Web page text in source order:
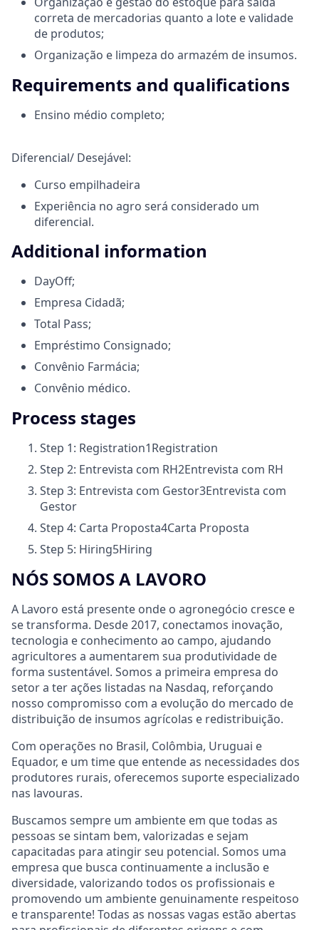
correta de mercadorias quanto a lote e validade
de produtos;
Organização e limpeza do armazém de insumos.
Requirements and qualifications
Ensino médio completo;
Diferencial/ Desejável:
Curso empilhadeira
Experiência no agro será considerado um
diferencial.
Additional information
DayOff;
Empresa Cidadã;
Total Pass;
Empréstimo Consignado;
Convênio Farmácia;
Convênio médico.
Process stages
Step 1: Registration1Registration
Step 2: Entrevista com RH2Entrevista com RH
Step 3: Entrevista com Gestor3Entrevista com
Gestor
Step 4: Carta Proposta4Carta Proposta
Step 5: Hiring5Hiring
NÓS SOMOS A LAVORO
A Lavoro está presente onde o agronegócio cresce e
se transforma. Desde 2017, conectamos inovação,
tecnologia e conhecimento ao campo, ajudando
agricultores a aumentarem sua produtividade de
forma sustentável. Somos a primeira empresa do
setor a ter ações listadas na Nasdaq, reforçando
nosso compromisso com a evolução do mercado de
distribuição de insumos agrícolas e redistribuição.
Com operações no Brasil, Colômbia, Uruguai e
Equador, e um time que entende as necessidades dos
produtores rurais, oferecemos suporte especializado
nas lavouras.
Buscamos sempre um ambiente em que todas as
pessoas se sintam bem, valorizadas e sejam
capacitadas para atingir seu potencial. Somos uma
empresa que busca continuamente a inclusão e
diversidade, valorizando todos os profissionais e
promovendo um ambiente genuinamente respeitoso
e transparente! Todas as nossas vagas estão abertas